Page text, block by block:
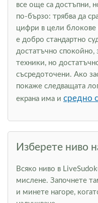
все още са достъпни,
по-бързо: трябва да
цифри в цели блокове
е добро стандартно
достатъчно спокойно,
техники, но
съсредоточени. Ако
покаже следващата
екрана има и средно
Изберете ниво
Всяко ниво в
мислене. Започнете
и минете нагоре,